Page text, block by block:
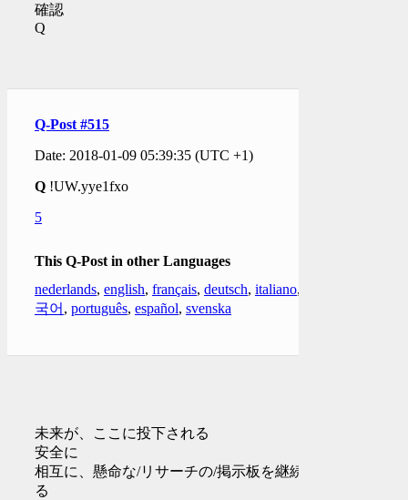
確認
Q
Q-Post #515
Date: 2018-01-09 05:39:35 (UTC +1)
Q !UW.yye1fxo
5
This Q-Post in other Languages
nederlands, english, français, deutsch, italiano,
국어 , português, español, svenska
未来が、ここに投下される
安全に
相互に、懸命な/リサーチの/掲示板を継続す
る